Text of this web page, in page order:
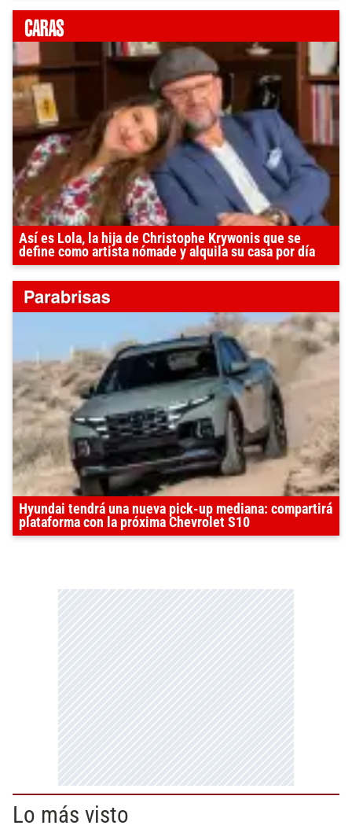
Así es Lola, la hija de Christophe Krywonis que se
define como artista nómade y alquila su casa por día
Hyundai tendrá una nueva pick-up mediana: compartirá
plataforma con la próxima Chevrolet S10
Lo más visto